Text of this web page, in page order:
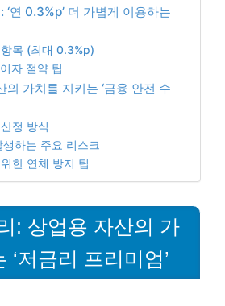
‘연 0.3%p’ 더 가볍게 이용하는
목 (최대 0.3%p)
자 절약 팁
의 가치를 지키는 ‘금융 안전 수
정 방식
생하는 주요 리스크
한 연체 방지 팁
: 상업용 자산의 가
‘저금리 프리미엄’